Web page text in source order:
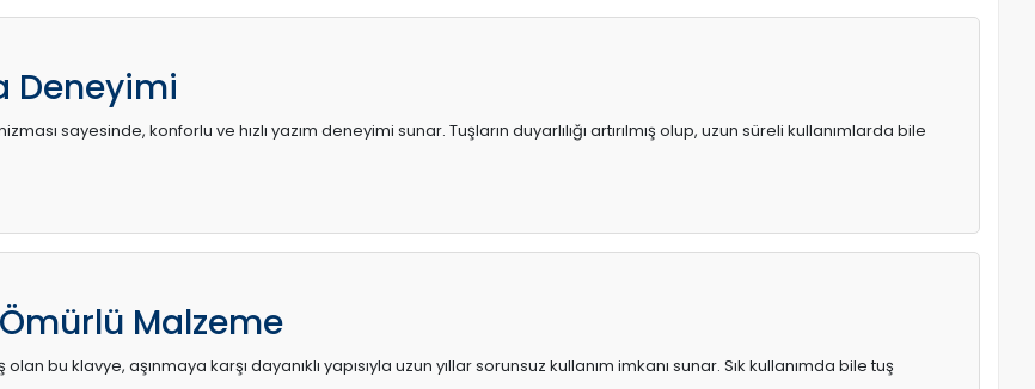
Deneyimi
sayesinde, konforlu ve hızlı yazım deneyimi sunar. Tuşların duyarlılığı artırılmış olup, uzun süreli kullanımlarda bile
Ömürlü Malzeme
bu klavye, aşınmaya karşı dayanıklı yapısıyla uzun yıllar sorunsuz kullanım imkanı sunar. Sık kullanımda bile tuş